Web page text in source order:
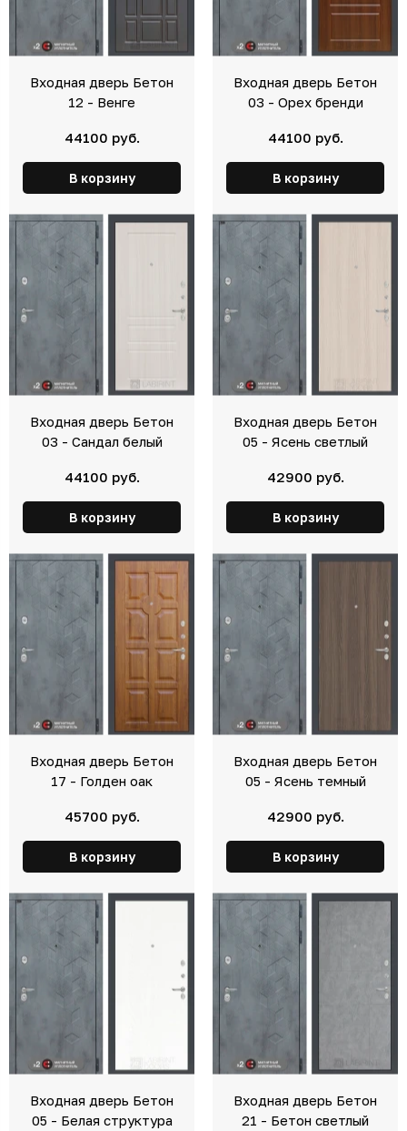
Входная дверь Бетон
12 - Венге
44100 руб.
В корзину
Входная дверь Бетон
03 - Орех бренди
44100 руб.
В корзину
Входная дверь Бетон
03 - Сандал белый
44100 руб.
В корзину
Входная дверь Бетон
05 - Ясень светлый
42900 руб.
В корзину
Входная дверь Бетон
17 - Голден оак
45700 руб.
В корзину
Входная дверь Бетон
05 - Ясень темный
42900 руб.
В корзину
Входная дверь Бетон
05 - Белая структура
Входная дверь Бетон
21 - Бетон светлый